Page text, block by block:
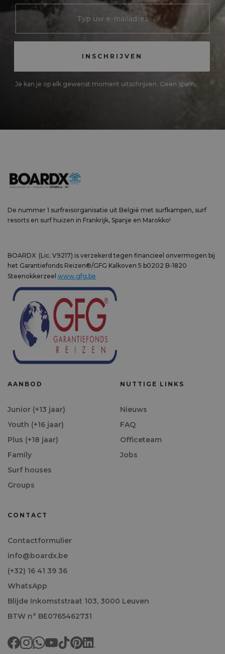
Je kan je op elk gewenst moment uitschrijven. Geen spam.
De nummer 1 surfreisorganisatie uit België met surfkampen, surf
resorts en surf huizen in Frankrijk, Spanje en Marokko!
BOARDX (Lic. V9217) is verzekerd tegen financieel onvermogen bij
het Garantiefonds Reizen®/GFG Kalkoven 5 b0202 B-1820
Steenokkerzeel www.gfg.be
AANBOD
Junior (+13 jaar)
Youth (+16 jaar)
Plus (+18 jaar)
Family
Surf houses
Groups
NUTTIGE LINKS
Nieuws
FAQ
Officeteam
Jobs
CONTACT
Contactformulier
info@boardx.be
(+32) 16 41 39 36
WhatsApp
Blijde Inkomststraat 103, 3000 Leuven
BTW n° BE0765462731